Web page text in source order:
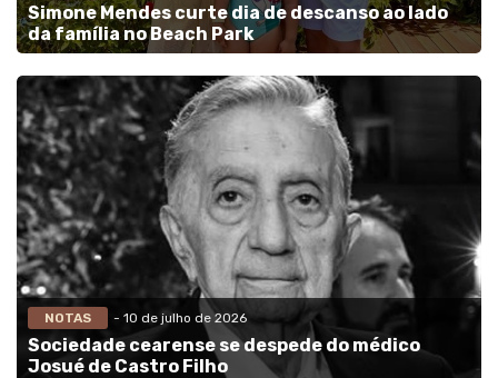
Simone Mendes curte dia de descanso ao lado
da família no Beach Park
NOTAS - 10 de julho de 2026
Sociedade cearense se despede do médico
Josué de Castro Filho